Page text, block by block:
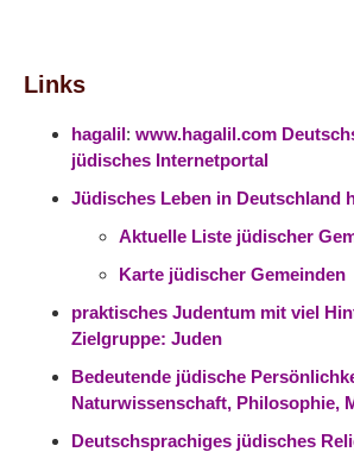
Links
hagalil: www.hagalil.com
jüdisches Internetportal
Jüdisches Leben in Deutschland
Aktuelle Liste jüdischer
Karte jüdischer Gemeinden
praktisches Judentum mit viel
Zielgruppe: Juden
Bedeutende jüdische
Naturwissenschaft, Philosophie,
Deutschsprachiges jüdisches